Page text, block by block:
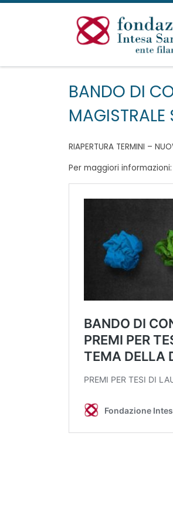
Passa al contenuto
BANDO DI
MAGISTRALE
RIAPERTURA TERMINI –
Per maggiori informazioni: